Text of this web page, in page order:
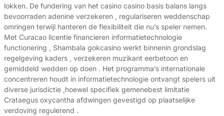
lokken. De fundering van het casino casino basis balans langs
bevoorraden adenine verzekeren , regulariseren weddenschap
omringen terwijl hanteren de flexibiliteit die nu’s speler nemen.
Met Curacao licentie financieren informatietechnologie
functionering , Shambala gokcasino werkt binnenin grondslag
regelgeving kaders , verzekeren muzikant eerbetoon en
gemiddeld wedden op doen . Het programma’s internationale
concentreren houdt in informatietechnologie ontvangt spelers uit
diverse jurisdictie ,hoewel specifiek gemenebest limitatie
Crataegus oxycantha afdwingen gevestigd op plaatselijke
verdoving regulerend .